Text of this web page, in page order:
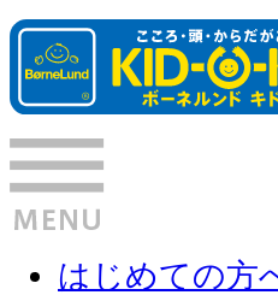
はじめての方